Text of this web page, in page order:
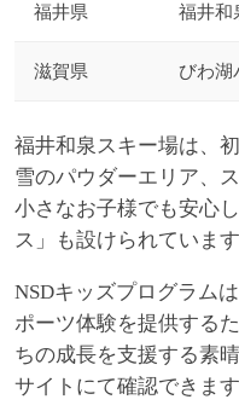
福井県 福井和
滋賀県 びわ湖
福井和泉スキー場は、
雪のパウダーエリア、
小さなお子様でも安心
ス」も設けられています
NSDキッズプログラム
ポーツ体験を提供する
ちの成長を支援する素
サイトにて確認できます